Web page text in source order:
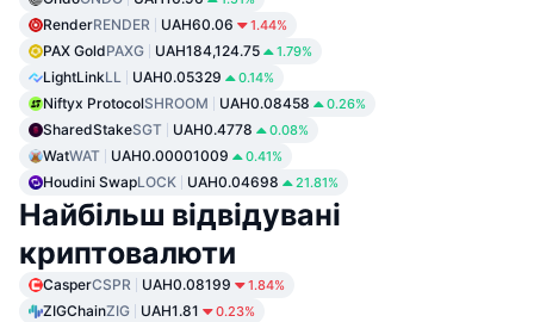
RenderRENDER UAH60.06 1.44%
PAX GoldPAXG UAH184,124.75 1.79%
LightLinkLL UAH0.05329 0.14%
Niftyx ProtocolSHROOM UAH0.08458 0.26%
SharedStakeSGT UAH0.4778 0.08%
WatWAT UAH0.00001009 0.41%
Houdini SwapLOCK UAH0.04698 21.81%
Найбільш відвідувані
криптовалюти
CasperCSPR UAH0.08199 1.84%
ZIGChainZIG UAH1.81 0.23%